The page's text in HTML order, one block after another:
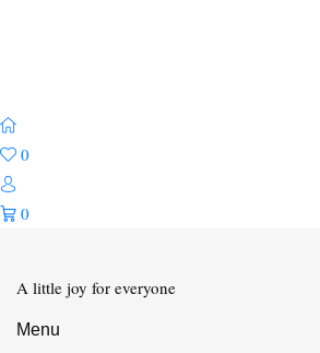
0
0
A little joy for everyone
Menu